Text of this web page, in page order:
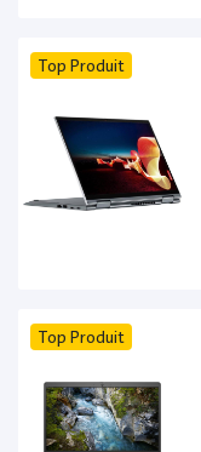
Top Produit
Top Produit